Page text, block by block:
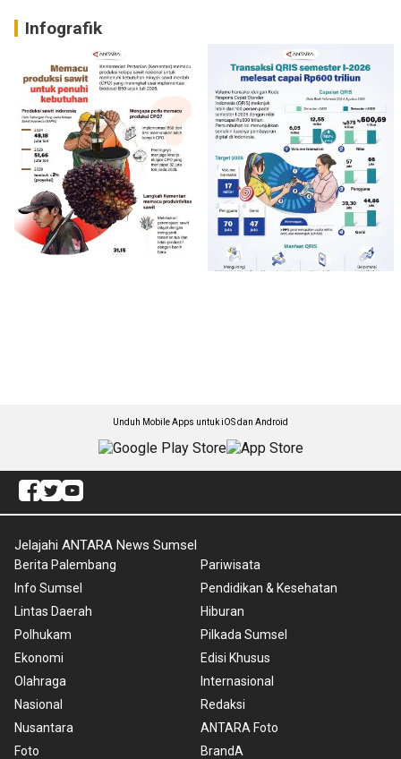
Infografik
Unduh Mobile Apps untuk iOS dan Android
Jelajahi ANTARA News Sumsel
Berita Palembang
Info Sumsel
Lintas Daerah
Polhukam
Ekonomi
Olahraga
Nasional
Nusantara
Foto
Pariwisata
Pendidikan & Kesehatan
Hiburan
Pilkada Sumsel
Edisi Khusus
Internasional
Redaksi
ANTARA Foto
BrandA